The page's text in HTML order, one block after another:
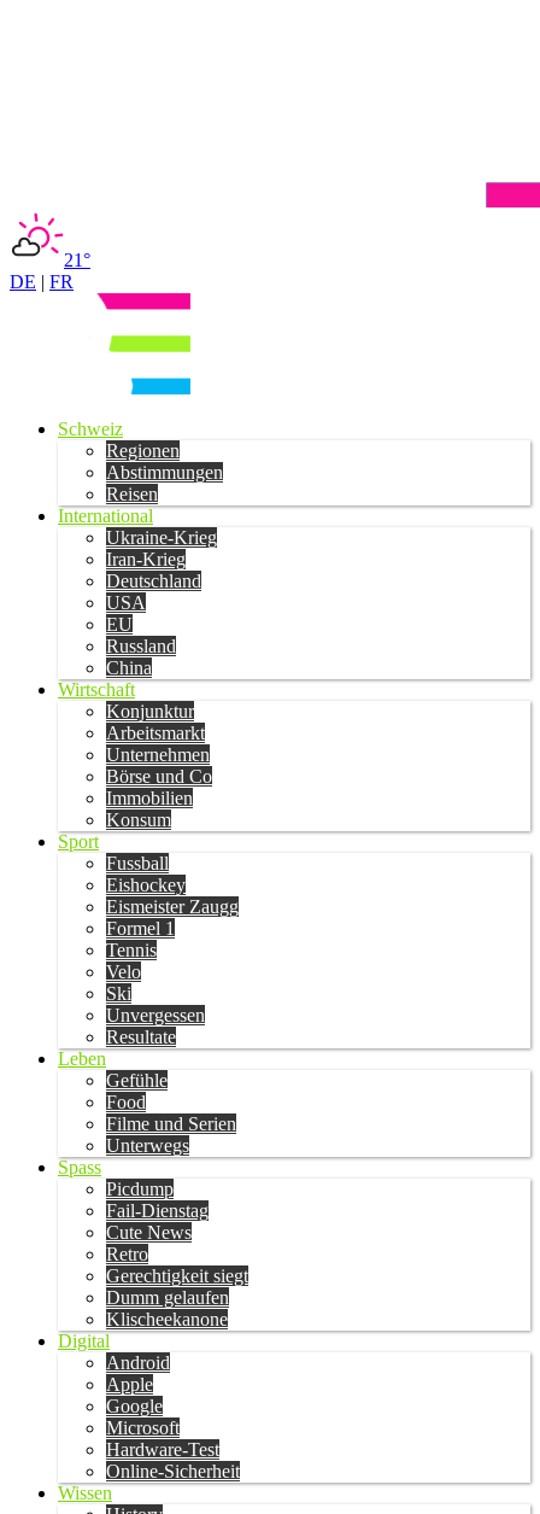
21°
DE | FR
Schweiz
Regionen
Abstimmungen
Reisen
International
Ukraine-Krieg
Iran-Krieg
Deutschland
USA
EU
Russland
China
Wirtschaft
Konjunktur
Arbeitsmarkt
Unternehmen
Börse und Co
Immobilien
Konsum
Sport
Fussball
Eishockey
Eismeister Zaugg
Formel 1
Tennis
Velo
Ski
Unvergessen
Resultate
Leben
Gefühle
Food
Filme und Serien
Unterwegs
Spass
Picdump
Fail-Dienstag
Cute News
Retro
Gerechtigkeit siegt
Dumm gelaufen
Klischeekanone
Digital
Android
Apple
Google
Microsoft
Hardware-Test
Online-Sicherheit
Wissen